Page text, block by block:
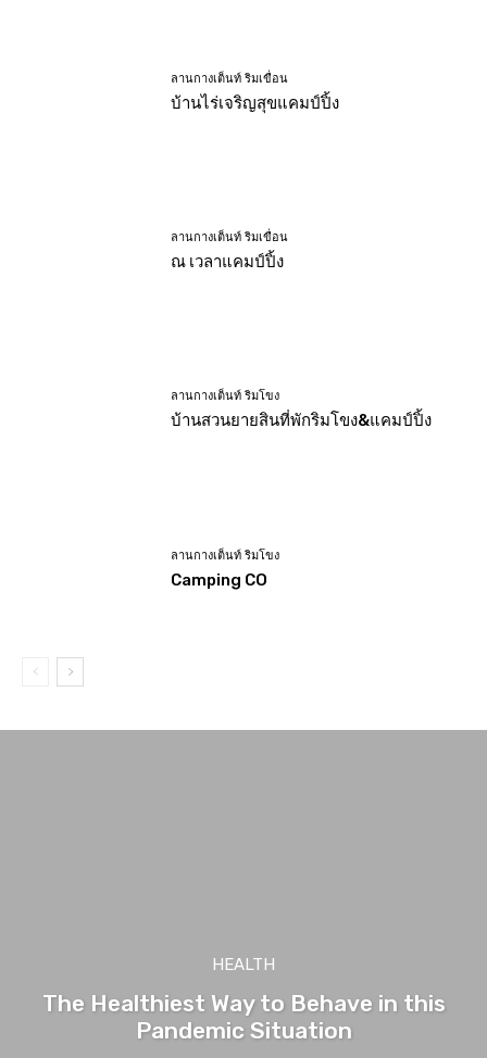
ลานกางเต็นท์ ริมเขื่อน
บ้านไร่เจริญสุขแคมป์ปิ้ง
ลานกางเต็นท์ ริมเขื่อน
ณ เวลาแคมป์ปิ้ง
ลานกางเต็นท์ ริมโขง
บ้านสวนยายสินที่พักริมโขง&แคมป์ปิ้ง
ลานกางเต็นท์ ริมโขง
Camping CO
HEALTH
The Healthiest Way to Behave in this
Pandemic Situation